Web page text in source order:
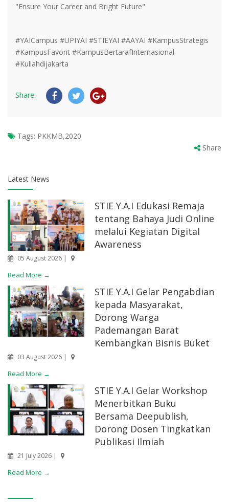
"Ensure Your Career and Bright Future"
#YAICampus #UPIYAI #STIEYAI #AAYAI #KampusStrategis
#KampusFavorit #KampusBertarafInternasional
#Kuliahdijakarta
Share:
Tags: PKKMB,2020
Share
Latest News
STIE Y.A.I Edukasi Remaja
tentang Bahaya Judi Online
melalui Kegiatan Digital
Awareness
05 August 2026 |
Read More →
STIE Y.A.I Gelar Pengabdian
kepada Masyarakat,
Dorong Warga
Pademangan Barat
Kembangkan Bisnis Buket
03 August 2026 |
Read More →
STIE Y.A.I Gelar Workshop
Menerbitkan Buku
Bersama Deepublish,
Dorong Dosen Tingkatkan
Publikasi Ilmiah
21 July 2026 |
Read More →